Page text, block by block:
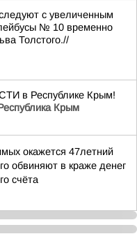
с увеличенным
№ 10 временно
Толстого.//
в Республике Крым!
Крым
окажется 47летний
обвиняют в краже денег
счёта